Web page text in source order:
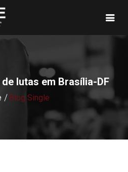
lutas em Brasília-DF
Blog Single